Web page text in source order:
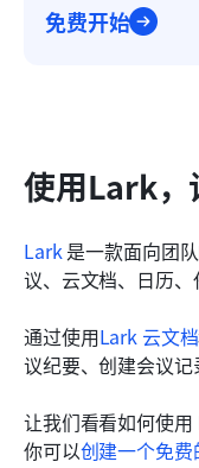
免费开始
使用Lark，
Lark 是一款面向团
议、云文档、日历、
通过使用Lark 云文档
议纪要、创建会议记
让我们看看如何使用
你可以创建一个免